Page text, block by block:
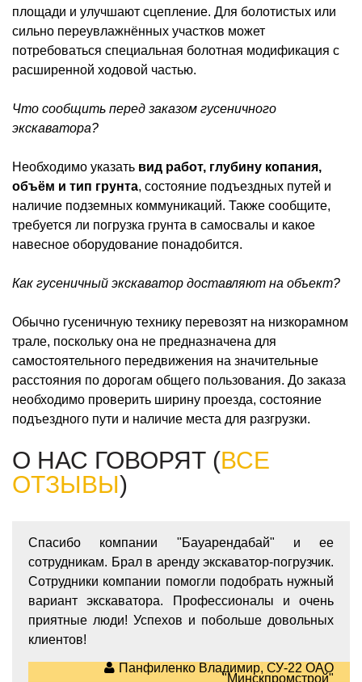
площади и улучшают сцепление. Для болотистых или
сильно переувлажнённых участков может
потребоваться специальная болотная модификация с
расширенной ходовой частью.
Что сообщить перед заказом гусеничного
экскаватора?
Необходимо указать вид работ, глубину копания,
объём и тип грунта, состояние подъездных путей и
наличие подземных коммуникаций. Также сообщите,
требуется ли погрузка грунта в самосвалы и какое
навесное оборудование понадобится.
Как гусеничный экскаватор доставляют на объект?
Обычно гусеничную технику перевозят на низкорамном
трале, поскольку она не предназначена для
самостоятельного передвижения на значительные
расстояния по дорогам общего пользования. До заказа
необходимо проверить ширину проезда, состояние
подъездного пути и наличие места для разгрузки.
О НАС ГОВОРЯТ (ВСЕ
ОТЗЫВЫ)
Спасибо компании "Бауарендабай" и ее
сотрудникам. Брал в аренду экскаватор-погрузчик.
Сотрудники компании помогли подобрать нужный
вариант экскаватора. Профессионалы и очень
приятные люди! Успехов и побольше довольных
клиентов!
Панфиленко Владимир, СУ-22 ОАО
"Минскпромстрой"